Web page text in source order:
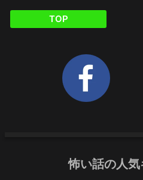
TOP
怖い話の人